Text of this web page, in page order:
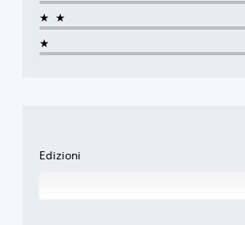
★★
★
Edizioni